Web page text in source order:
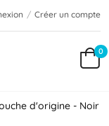
/ Créer un compte
0
d'origine - Noir